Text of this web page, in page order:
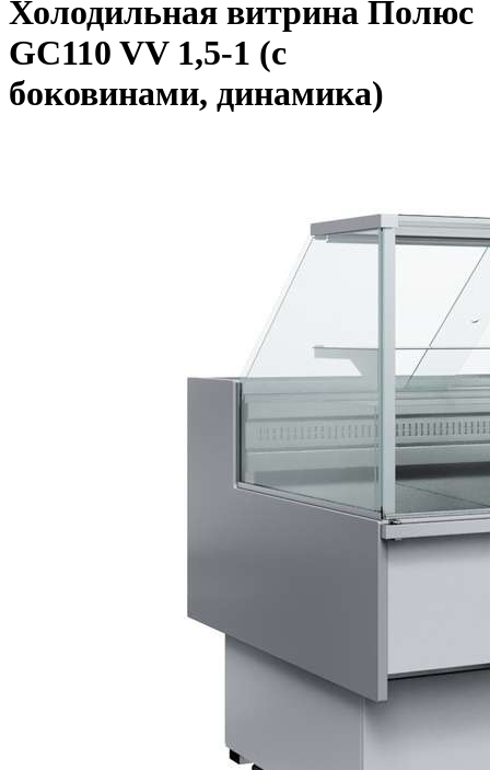
Холодильная витрина Полюс
GC110 VV 1,5-1 (с
боковинами, динамика)